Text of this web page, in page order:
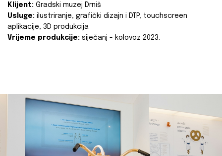
Klijent: Gradski muzej Drniš
Usluge: ilustriranje, grafički dizajn i DTP, touchscreen
aplikacije, 3D produkcija
Vrijeme produkcije: siječanj - kolovoz 2023.